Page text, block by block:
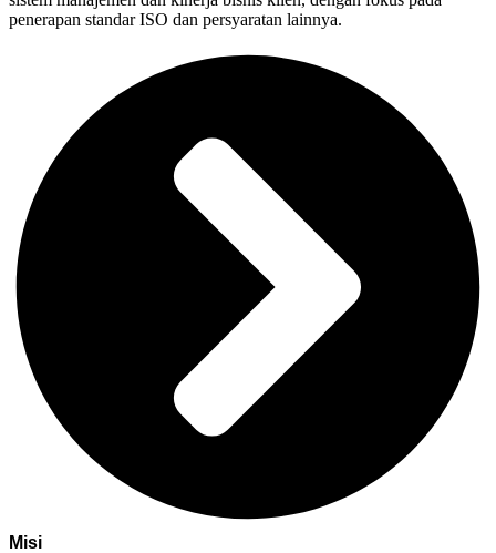
penerapan standar ISO dan persyaratan lainnya.
Misi